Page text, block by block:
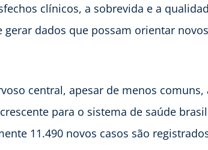
clínicos, a sobrevida e a
dados que possam orientar
central, apesar de menos
para o sistema de saúde
11.490 novos casos são